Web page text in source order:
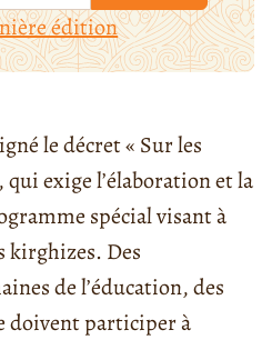
édition
le décret « Sur les
exige l’élaboration et la
spécial visant à
kirghizes. Des
de l’éducation, des
doivent participer à